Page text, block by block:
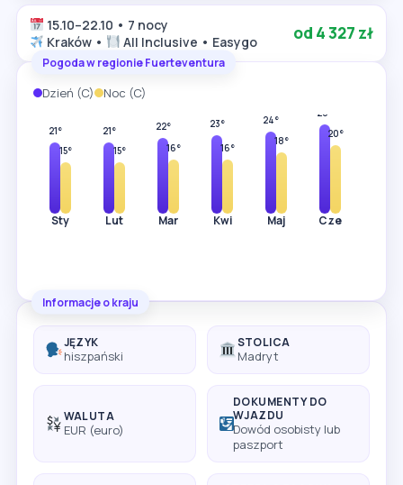
15.10–22.10 • 7 nocy
Kraków •
All Inclusive • Easygo od 4 327 zł
Pogoda w regionie Fuerteventura
Dzień (C) Noc (C)
21°
15°
Sty
21°
15°
Lut
22°
16°
Mar
23°
16°
Kwi
24°
18°
Maj
26°
20°
Cze
Informacje o kraju
JĘZYK
hiszpański
STOLICA
Madryt
WALUTA
EUR (euro)
DOKUMENTY DO
WJAZDU
Dowód osobisty lub
paszport